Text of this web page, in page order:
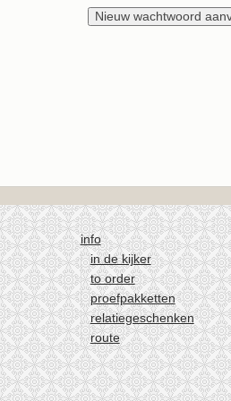
info
in de kijker
to order
proefpakketten
relatiegeschenken
route